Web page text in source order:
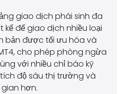
giao dịch phái sinh đa
kế để giao dịch nhiều loại
bản được tối ưu hóa và
cho phép phòng ngừa
với nhiều chỉ báo kỹ
độ sâu thị trường và
hơn.